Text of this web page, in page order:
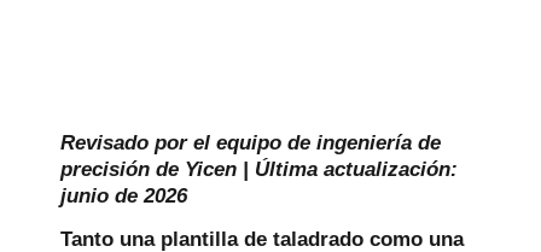
Revisado por el equipo de ingeniería de
precisión de Yicen | Última actualización:
junio de 2026
Tanto una plantilla de taladrado como una